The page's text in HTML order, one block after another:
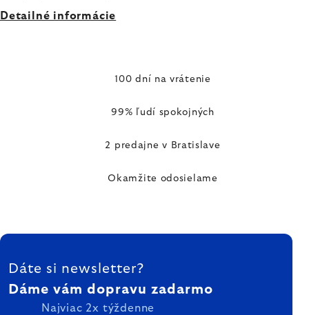
Detailné informácie
100 dní na vrátenie
99% ľudí spokojných
2 predajne v Bratislave
Okamžite odosielame
ZÁPÄTIE
Dáte si newsletter?
Dáme vám dopravu zadarmo
Najviac 2x týždenne